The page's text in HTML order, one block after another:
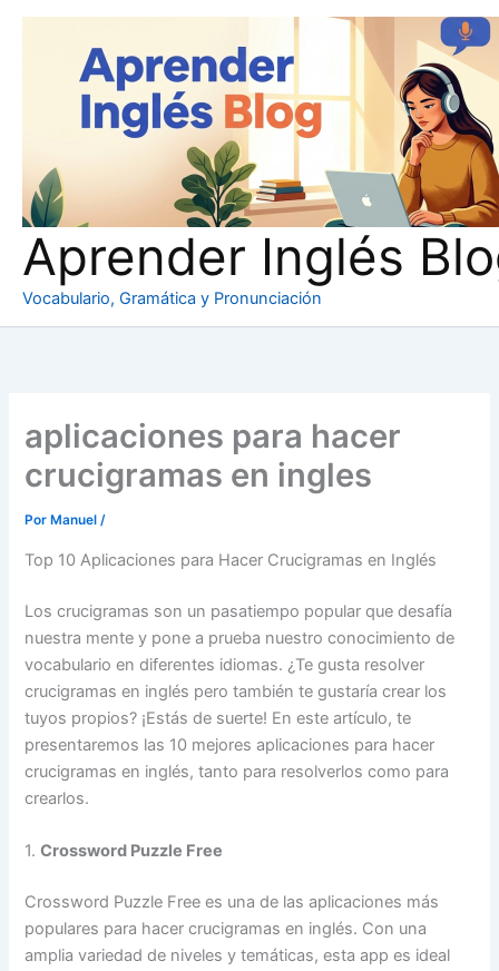
Aprender Inglés
Vocabulario, Gramática y Pronunciación
aplicaciones para hacer
crucigramas en ingles
Por Manuel/
Top 10 Aplicaciones para Hacer Crucigramas en Inglés
Los crucigramas son un pasatiempo popular que desafía
nuestra mente y pone a prueba nuestro conocimiento de
vocabulario en diferentes idiomas. ¿Te gusta resolver
crucigramas en inglés pero también te gustaría crear los
tuyos propios? ¡Estás de suerte! En este artículo, te
presentaremos las 10 mejores aplicaciones para hacer
crucigramas en inglés, tanto para resolverlos como para
crearlos.
1.Crossword Puzzle Free
Crossword Puzzle Free es una de las aplicaciones más
populares para hacer crucigramas en inglés. Con una
amplia variedad de niveles y temáticas, esta app es ideal